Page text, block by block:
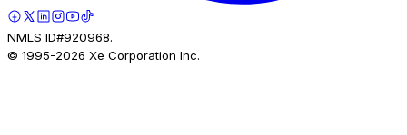
NMLS ID#920968.
© 1995-2026 Xe Corporation Inc.